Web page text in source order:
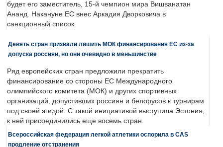
будет его заместитель, 15-й чемпион мира Вишванатан
Ананд. Накануне ЕС внес Аркадия Дворковича в
санкционный список.
Девять стран призвали лишить МОК финансирования ЕС из-за
допуска россиян, но они очевидно в меньшинстве
Ряд европейских стран предложили прекратить
финансирование со стороны ЕС Международного
олимпийского комитета (МОК) и других спортивных
организаций, допустивших россиян и белорусов к турнирам
под своей эгидой. С такой инициативой выступила Эстония,
к ней присоединились еще восемь стран.
Всероссийская федерация легкой атлетики оспорила в CAS
продление отстранения